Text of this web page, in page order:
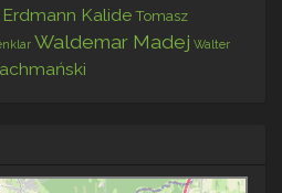
KalideTomasz
Waldemar Madej Walter